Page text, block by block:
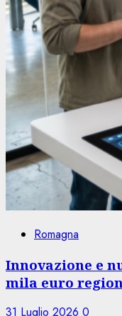
Romagna
Innovazione e
mila euro
31 Luglio 2026 0